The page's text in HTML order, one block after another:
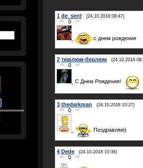
1 de_sent (24.10.2018 08:47)
0
с днем рождения
2 тюрлюм-берлюм (24.10.2018
0
С Днем Рождения!
3 thedarkman (24.10.2018 10:27)
0
Поздравляю)
4 Dede (24.10.2018 10:36)
0